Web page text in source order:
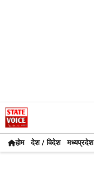
Skip
to
content
होम देश / विदेश मध्यप्रदेश